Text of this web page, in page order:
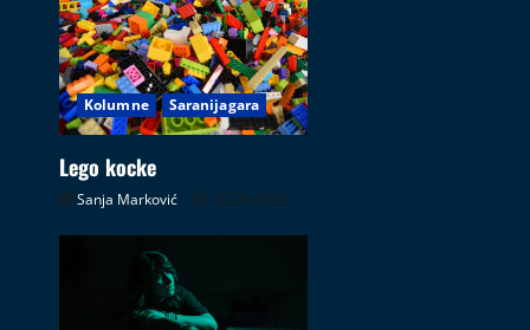
Kolumne Saranijagara
Lego kocke
Sanja Marković 02.08.2026